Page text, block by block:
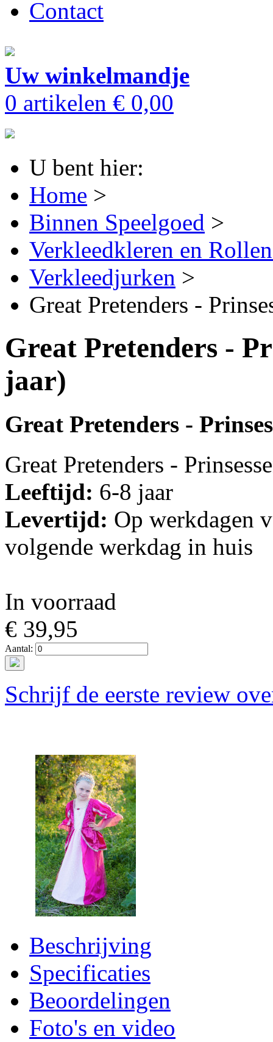
Contact
Uw winkelmandje
0 artikelen € 0,00
U bent hier:
Home >
Binnen Speelgoed >
Verkleedkleren en
Verkleedjurken >
Great Pretenders -
Great Pretenders -
jaar)
Great Pretenders -
Great Pretenders -
Leeftijd: 6-8 jaar
Levertijd: Op werkdagen
volgende werkdag in huis
In voorraad
€ 39,95
Aantal:
Schrijf de eerste review
Beschrijving
Specificaties
Beoordelingen
Foto's en video